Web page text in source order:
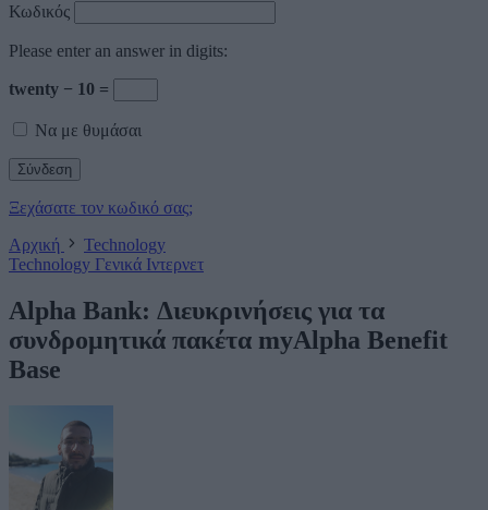
Κωδικός
Please enter an answer in digits:
twenty − 10 =
Να με θυμάσαι
Ξεχάσατε τον κωδικό σας;
Αρχική
Technology
Technology Γενικά Ιντερνετ
Alpha Bank: Διευκρινήσεις για τα
συνδρομητικά πακέτα myAlpha Benefit
Base